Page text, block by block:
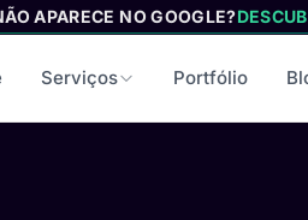
APARECE NO GOOGLE?
Serviços Portfólio